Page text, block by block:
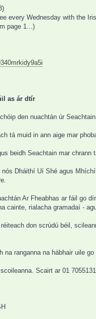
every Wednesday with the
page 1...)
as ár dtír
den nuachtán úr
tá muid in ann aige mar
beidh Seachtain mar
Dháithí Uí Shé agus
Ar Fheabhas ar fáil go
cainte, rialacha gramadaí -
don scrúdú béil,
na ranganna na hábhair uile
Scairt ar 01